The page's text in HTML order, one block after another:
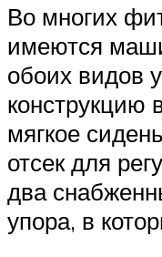
Во многих
имеются
обоих видов
конструкцию
мягкое
отсек для
два
упора, в